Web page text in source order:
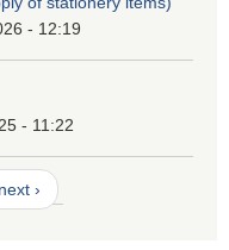
- 12:19
- 11:22
next ›